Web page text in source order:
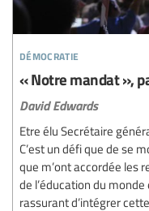
démocratie
« Notre mandat »,
David Edwards
Etre élu Secrétaire
C’est un défi que de se
que m’ont accordée les
de l’éducation du
rassurant d’intégrer